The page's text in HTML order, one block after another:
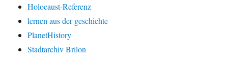
Holocaust-Referenz
lernen aus der geschichte
PlanetHistory
Stadtarchiv Brilon